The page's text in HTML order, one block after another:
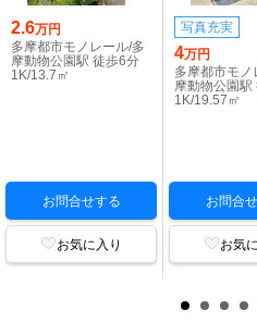
2.6万円
多摩都市モノレール/多
摩動物公園駅 徒歩6分
1K/13.7㎡
お問合せする
お気に入り
写真充実
4万円
多摩都市モノ
摩動物公園駅
1K/19.57㎡
お問合
お気